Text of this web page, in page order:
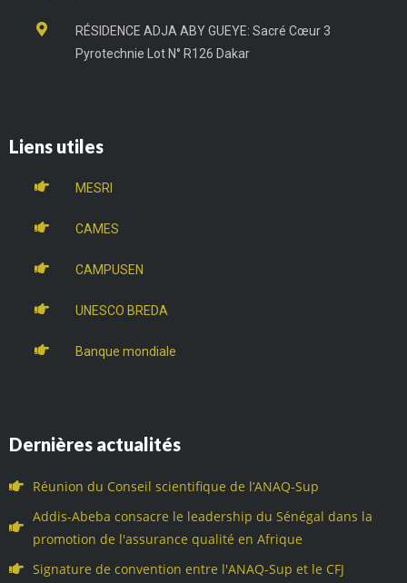
RÉSIDENCE ADJA ABY GUEYE: Sacré Cœur 3
Pyrotechnie Lot N° R126 Dakar
Liens utiles
MESRI
CAMES
CAMPUSEN
UNESCO BREDA
Banque mondiale
Dernières actualités
Réunion du Conseil scientifique de l’ANAQ-Sup
Addis-Abeba consacre le leadership du Sénégal dans la
promotion de l'assurance qualité en Afrique
Signature de convention entre l'ANAQ-Sup et le CFJ